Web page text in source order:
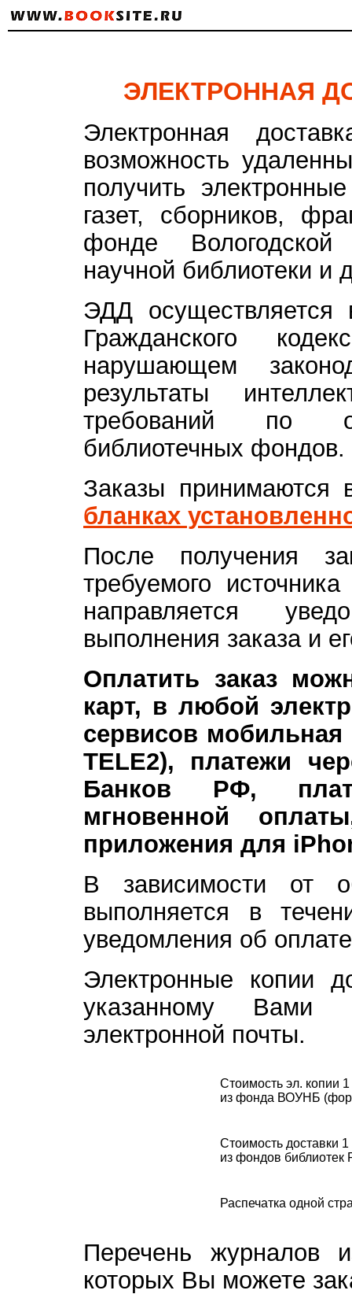
ЭЛЕКТРОННАЯ
Электронная
возможность
получить
газет, сборников,
фонде Вологодской
научной библиотеки и
ЭДД осуществляется
Гражданского
нарушающем
результаты
требований по
библиотечных фондов.
Заказы
бланках
После получения
требуемого
направляется
выполнения заказа и
Оплатить заказ
карт, в любой
сервисов
TELE2), платежи
Банков РФ,
мгновенной
приложения для
В зависимости от
выполняется в
уведомления об
Электронные копии
указанному Вами
электронной почты.
Стоимость эл. копии
из фонда ВОУНБ
Стоимость доставки
из фондов библиотек
Распечатка одной
Перечень журналов
которых Вы можете